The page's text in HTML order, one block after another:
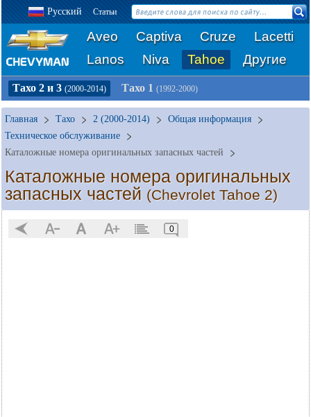
Русский Статьи
Aveo Captiva Cruze
Lacetti
Lanos
Niva Tahoe Другие
Тахо 2 и 3 (2000-2014) Тахо 1 (1992-2000)
Главная Тахо 2 (2000-2014)
Общая информация
Техническое обслуживание
Каталожные номера оригинальных запасных частей
Каталожные номера оригинальных
запасных частей (Chevrolet Tahoe 2)
0